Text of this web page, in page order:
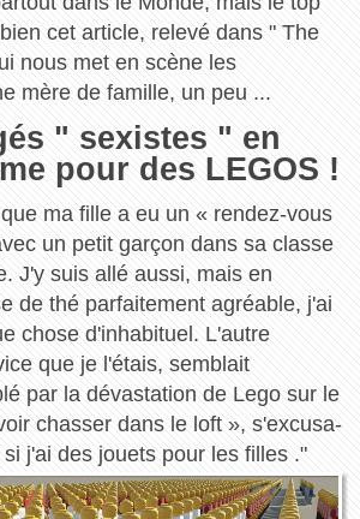
cet article, relevé dans " The
nous met en scène les
mère de famille, un peu ...
" sexistes " en
pour des LEGOS !
ma fille a eu un « rendez-vous
un petit garçon dans sa classe
J'y suis allé aussi, mais en
de thé parfaitement agréable, j'ai
chose d'inhabituel. L'autre
que je l'étais, semblait
par la dévastation de Lego sur le
chasser dans le loft », s'excusa-
j'ai des jouets pour les filles ."